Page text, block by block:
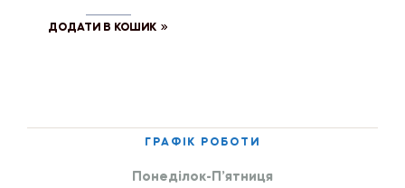
ДОДАТИ В КОШИК
ГРАФІК РОБОТИ
Понеділок-П’ятниця